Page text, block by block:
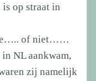
op straat in
of niet……
NL aankwam,
zij namelijk